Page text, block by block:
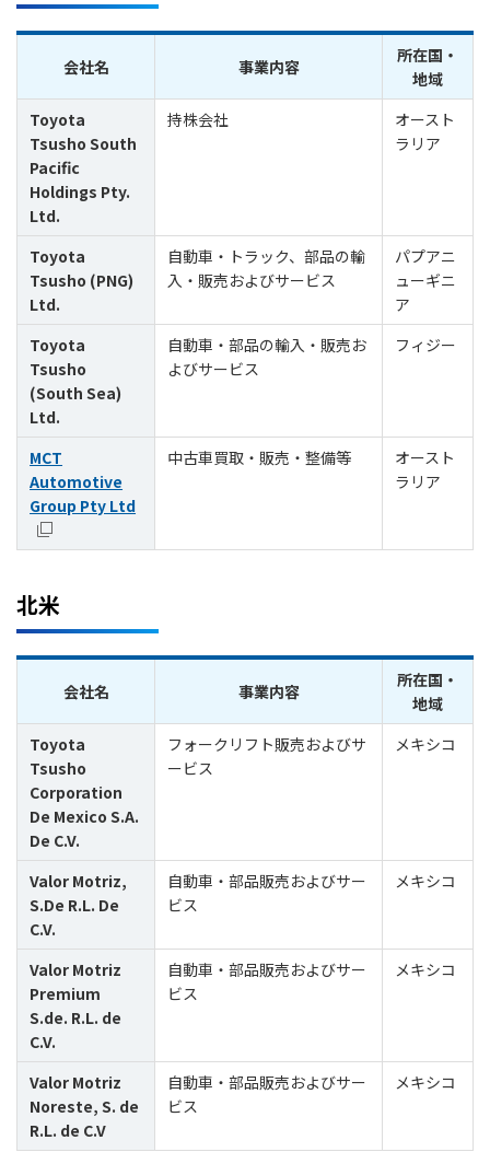
会社名 事業内容
所在国・
地域
Toyota
Tsusho South
Pacific
Holdings Pty.
Ltd.
持株会社
オースト
ラリア
Toyota
Tsusho (PNG)
Ltd.
自動車・トラック、部品の輸
入・販売およびサービス
パプアニ
ューギニ
ア
Toyota
Tsusho
(South Sea)
Ltd.
自動車・部品の輸入・販売お
よびサービス
フィジー
MCT
Automotive
Group Pty Ltd
中古車買取・販売・整備等
オースト
ラリア
北米
会社名 事業内容
所在国・
地域
Toyota
Tsusho
Corporation
De Mexico S.A.
De C.V.
フォークリフト販売およびサ
ービス
メキシコ
Valor Motriz,
S.De R.L. De
C.V.
自動車・部品販売およびサー
ビス
メキシコ
Valor Motriz
Premium
S.de. R.L. de
C.V.
自動車・部品販売およびサー
ビス
メキシコ
Valor Motriz
Noreste, S. de
R.L. de C.V
自動車・部品販売およびサー
ビス
メキシコ